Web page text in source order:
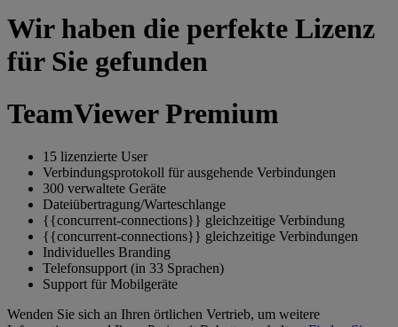
Wir haben die perfekte Lizenz
für Sie gefunden
TeamViewer Premium
15 lizenzierte User
Verbindungsprotokoll für ausgehende Verbindungen
300 verwaltete Geräte
Dateiübertragung/Warteschlange
{{concurrent-connections}} gleichzeitige Verbindung
{{concurrent-connections}} gleichzeitige Verbindungen
Individuelles Branding
Telefonsupport (in 33 Sprachen)
Support für Mobilgeräte
Wenden Sie sich an Ihren örtlichen Vertrieb, um weitere